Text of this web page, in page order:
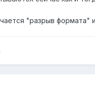
"разрыв формата"